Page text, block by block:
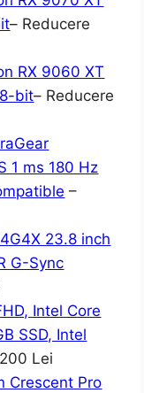
– Reducere
RX 9060 XT
bit– Reducere
1 ms 180 Hz
–
23.8 inch
G-Sync
Intel Core
SSD, Intel
Lei
Crescent Pro